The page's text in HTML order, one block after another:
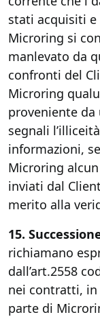
stati acquisiti
Microring si
manlevato da
confronti del
Microring
proveniente
segnali
informazioni,
Microring
inviati dal
merito alla
15.
richiamano
dall’art.2558
nei contratti, in
parte di